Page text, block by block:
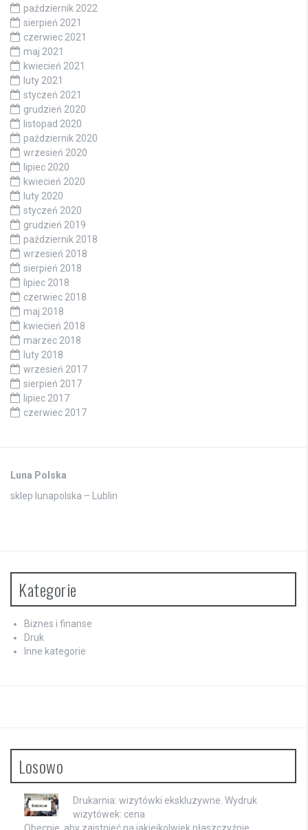
październik 2022
sierpień 2021
czerwiec 2021
maj 2021
kwiecień 2021
luty 2021
styczeń 2021
grudzień 2020
listopad 2020
październik 2020
wrzesień 2020
lipiec 2020
kwiecień 2020
luty 2020
styczeń 2020
grudzień 2019
październik 2018
wrzesień 2018
sierpień 2018
lipiec 2018
czerwiec 2018
maj 2018
kwiecień 2018
marzec 2018
luty 2018
wrzesień 2017
sierpień 2017
lipiec 2017
czerwiec 2017
Luna Polska
sklep lunapolska – Lublin
Kategorie
Biznes i finanse
Druk
Inne kategorie
Losowo
Drukarnia: wizytówki ekskluzywne. Wydruk
wizytówek: cena